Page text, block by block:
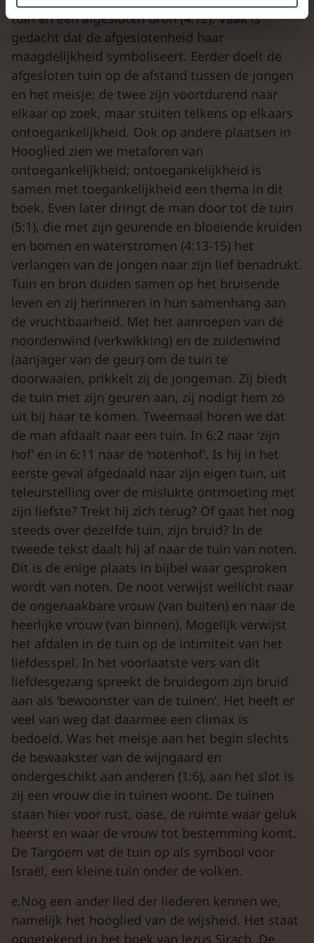
tuin en een afgesloten bron (4:12). Vaak is
gedacht dat de afgeslotenheid haar
maagdelijkheid symboliseert. Eerder doelt de
afgesloten tuin op de afstand tussen de jongen
en het meisje; de twee zijn voortdurend naar
elkaar op zoek, maar stuiten telkens op elkaars
ontoegankelijkheid. Ook op andere plaatsen in
Hooglied zien we metaforen van
ontoegankelijkheid; ontoegankelijkheid is
samen met toegankelijkheid een thema in dit
boek. Even later dringt de man door tot de tuin
(5:1), die met zijn geurende en bloeiende kruiden
en bomen en waterstromen (4:13-15) het
verlangen van de jongen naar zijn lief benadrukt.
Tuin en bron duiden samen op het bruisende
leven en zij herinneren in hun samenhang aan
de vruchtbaarheid. Met het aanroepen van de
noordenwind (verkwikking) en de zuidenwind
(aanjager van de geur) om de tuin te
doorwaaien, prikkelt zij de jongeman. Zij biedt
de tuin met zijn geuren aan, zij nodigt hem zo
uit bij haar te komen. Tweemaal horen we dat
de man afdaalt naar een tuin. In 6:2 naar ‘zijn
hof’ en in 6:11 naar de ‘notenhof’. Is hij in het
eerste geval afgedaald naar zijn eigen tuin, uit
teleurstelling over de mislukte ontmoeting met
zijn liefste? Trekt hij zich terug? Of gaat het nog
steeds over dezelfde tuin, zijn bruid? In de
tweede tekst daalt hij af naar de tuin van noten.
Dit is de enige plaats in bijbel waar gesproken
wordt van noten. De noot verwijst wellicht naar
de ongenaakbare vrouw (van buiten) en naar de
heerlijke vrouw (van binnen). Mogelijk verwijst
het afdalen in de tuin op de intimiteit van het
liefdesspel. In het voorlaatste vers van dit
liefdesgezang spreekt de bruidegom zijn bruid
aan als ‘bewoonster van de tuinen’. Het heeft er
veel van weg dat daarmee een climax is
bedoeld. Was het meisje aan het begin slechts
de bewaakster van de wijngaard en
ondergeschikt aan anderen (1:6), aan het slot is
zij een vrouw die in tuinen woont. De tuinen
staan hier voor rust, oase, de ruimte waar geluk
heerst en waar de vrouw tot bestemming komt.
De Targoem vat de tuin op als symbool voor
Israël, een kleine tuin onder de volken.
e.Nog een ander lied der liederen kennen we,
namelijk het hooglied van de wijsheid. Het staat
opgetekend in het boek van Jezus Sirach. De